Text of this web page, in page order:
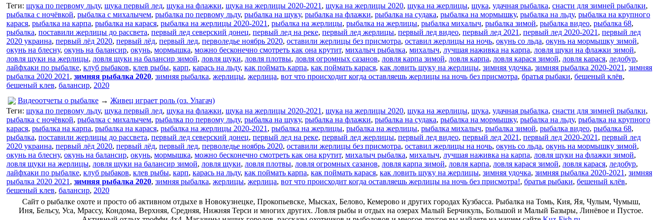
Теги: щука по первому льду, щука первый лед, щука на флажки, щука на жерлицы 2020-2021 , щука на жерлицы 2020, щука на жерлицы, щука, удачная рыбалка, снасти для зимней рыбалки,
рыбалка с ночёвкой, рыбалка с михалычем, рыбалка по первому льду, рыбалка на щуку, рыбалка на флажки, рыбалка на судака, рыбалка на мормышку, рыбалка на льду, рыбалка на крупного
карася, рыбалка на карпа, рыбалка на карася, рыбалка на жерлицы 2020-2021 , рыбалка на жерлицы, рыбалка на жерлицы, рыбалка михалыч, рыбалка зимой, рыбалка видео, рыбалка 68,
рыбалка, поставили жерлицы до рассвета, первый лед северский донец, первый лед на реке, первый лед жерлицы, первый лед видео, первый лед 2021 , первый лед 2020-2021 , первый лед
2020 украина, первый лёд 2020, первый лёд, первый лед, перволедье ноябрь 2020, оставили жерлицы без присмотра, оставил жерлицы на ночь, окунь со льда, окунь на мормышку зимой,
окунь на блесну, окунь на балансир, окунь, мормышка, можно бесконечно смотреть как она крутит, михалыч рыбалка, михалыч, лучшая наживка на карпа, ловля щуки на флажки зимой,
ловля щуки на жерлицы, ловля щуки на балансир зимой, ловля щуки, ловля плотвы, ловля огромных сазанов, ловля карпа зимой, ловля карпа, ловля карася зимой, ловля карася, ледобур,
лайфхаки по рыбалке, клуб рыбаков, клев рыбы, карп, карась на льду, как поймать карпа, как поймать карася, как ловить щуку на жерлицы, зимняя удочка, зимняя рыбалка 2020-2021 , зимняя
рыбалка 2020 2021 , зимняя рыбалка 2020, зимняя рыбалка, жерлицы, жерлица, вот что происходит когда оставляешь жерлицы на ночь без присмотра, братья рыбаки, бешеный клёв,
бешеный клев, балансир, 2020
Видеоотчеты о рыбалке → Живец играет роль (оз. Улагач)
Теги: щука по первому льду, щука первый лед, щука на флажки, щука на жерлицы 2020-2021 , щука на жерлицы 2020, щука на жерлицы, щука, удачная рыбалка, снасти для зимней рыбалки,
рыбалка с ночёвкой, рыбалка с михалычем, рыбалка по первому льду, рыбалка на щуку, рыбалка на флажки, рыбалка на судака, рыбалка на мормышку, рыбалка на льду, рыбалка на крупного
карася, рыбалка на карпа, рыбалка на карася, рыбалка на жерлицы 2020-2021 , рыбалка на жерлицы, рыбалка на жерлицы, рыбалка михалыч, рыбалка зимой, рыбалка видео, рыбалка 68,
рыбалка, поставили жерлицы до рассвета, первый лед северский донец, первый лед на реке, первый лед жерлицы, первый лед видео, первый лед 2021 , первый лед 2020-2021 , первый лед
2020 украина, первый лёд 2020, первый лёд, первый лед, перволедье ноябрь 2020, оставили жерлицы без присмотра, оставил жерлицы на ночь, окунь со льда, окунь на мормышку зимой,
окунь на блесну, окунь на балансир, окунь, мормышка, можно бесконечно смотреть как она крутит, михалыч рыбалка, михалыч, лучшая наживка на карпа, ловля щуки на флажки зимой,
ловля щуки на жерлицы, ловля щуки на балансир зимой, ловля щуки, ловля плотвы, ловля огромных сазанов, ловля карпа зимой, ловля карпа, ловля карася зимой, ловля карася, ледобур,
лайфхаки по рыбалке, клуб рыбаков, клев рыбы, карп, карась на льду, как поймать карпа, как поймать карася, как ловить щуку на жерлицы, зимняя удочка, зимняя рыбалка 2020-2021 , зимняя
рыбалка 2020 2021 , зимняя рыбалка 2020, зимняя рыбалка, жерлицы, жерлица, вот что происходит когда оставляешь жерлицы на ночь без присмотра!, братья рыбаки, бешеный клёв,
бешеный клев, балансир, 2020
Сайт о рыбалке охоте и просто об активном отдыхе в Новокузнецке, Прокопьевске, Мысках, Белово, Кемерово и других городах Кузбасса. Рыбалка на Томь, Кия, Яя, Чулым, Чумыш,
Иня, Бельсу, Уса, Мрассу, Кондома, Верхняя, Средняя, Нижняя Терси и многих других. Ловля рыбы и отдых на озерах Малый Берчикуль, Большой и Малый Базыры, Линёвое и Пустое.